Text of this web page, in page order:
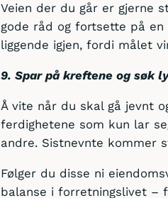
Veien der du går er gjerne
gode råd og fortsette på
liggende igjen, fordi målet
9. Spar på kreftene og søk
Å vite når du skal gå jevnt
ferdighetene som kun lar
andre. Sistnevnte kommer
Følger du disse ni
balanse i forretningslivet –